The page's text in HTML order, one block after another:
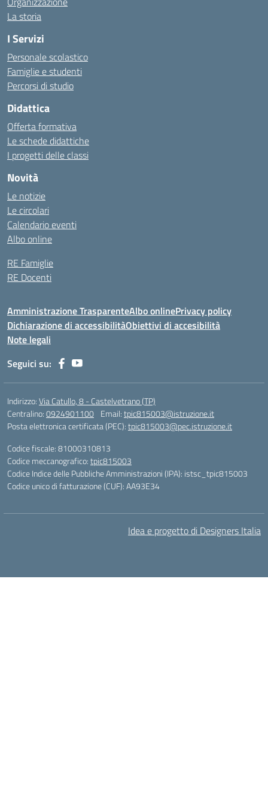
La storia
I Servizi
Personale scolastico
Famiglie e studenti
Percorsi di studio
Didattica
Offerta formativa
Le schede didattiche
I progetti delle classi
Novità
Le notizie
Le circolari
Calendario eventi
Albo online
RE Famiglie
RE Docenti
Amministrazione TrasparenteAlbo onlinePrivacy policy
Dichiarazione di accessibilitàObiettivi di accesibilità
Note legali
Seguici su:
Indirizzo:Via Catullo, 8 - Castelvetrano (TP)
Centralino:0924901100 Email:tpic815003@istruzione.it
Posta elettronica certificata (PEC):tpic815003@pec.istruzione.it
Codice fiscale: 81000310813
Codice meccanografico:tpic815003
Codice Indice delle Pubbliche Amministrazioni (IPA): istsc_tpic815003
Codice unico di fatturazione (CUF): AA93E34
Idea e progetto di Designers Italia